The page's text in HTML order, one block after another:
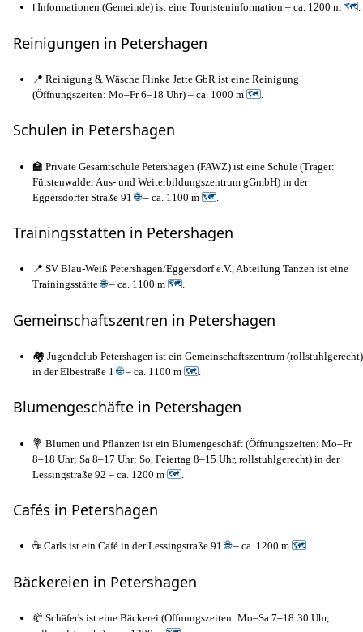
ℹ️ Informationen (Gemeinde) ist eine Touristeninformation – ca. 1200 m 🗺.
Reinigungen in Petershagen
📍 Reinigung & Wäsche Flinke Jette GbR ist eine Reinigung
(Öffnungszeiten: Mo–Fr 6–18 Uhr) – ca. 1000 m 🗺
Schulen in Petershagen
🏫 Private Gesamtschule Petershagen (FAWZ) ist eine Schule (Träger:
Fürstenwalder Aus- und Weiterbildungszentrum gGmbH) in der
Eggersdorfer Straße 91🌐– ca. 1100 m 🗺
Trainingsstätten in Petershagen
📍 SV Blau-Weiß Petershagen/Eggersdorf e.V., Abteilung Tanzen ist eine
Trainingsstätte🌐– ca. 1100 m 🗺.
Gemeinschaftszentren in Petershagen
🏘️ Jugendclub Petershagen ist ein Gemeinschaftszentrum (rollstuhlgerecht)
in der Elbestraße 1🌐– ca. 1100 m 🗺
Blumengeschäfte in Petershagen
💐 Blumen und Pflanzen ist ein Blumengeschäft (Öffnungszeiten: Mo–Fr
8–18 Uhr; Sa 8–17 Uhr; So, Feiertag 8–15 Uhr, rollstuhlgerecht) in der
Lessingstraße 92 – ca. 1200 m 🗺
Cafés in Petershagen
☕ Carls ist ein Café in der Lessingstraße 91🌐– ca. 1200 m 🗺.
Bäckereien in Petershagen
🥐 Schäfer's ist eine Bäckerei (Öffnungszeiten: Mo–Sa 7–18:30 Uhr,